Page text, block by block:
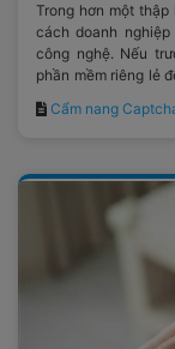
Trong hơn một
cách doanh
công nghệ. Nếu
phần mềm riêng lẻ
duy đó đã dần
công nghệ đồng bộ.
Cẩm nang